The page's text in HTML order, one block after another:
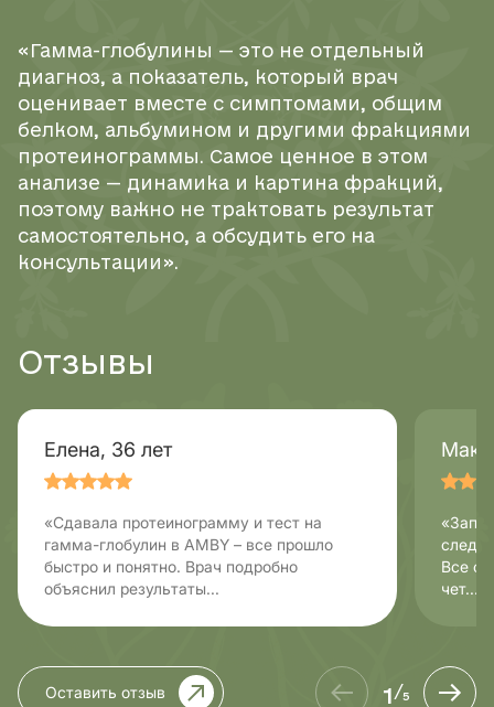
«Гамма-глобулины — это не отдельный
диагноз, а показатель, который врач
оценивает вместе с симптомами, общим
белком, альбумином и другими фракциями
протеинограммы. Самое ценное в этом
анализе — динамика и картина фракций,
поэтому важно не трактовать результат
самостоятельно, а обсудить его на
консультации».
Отзывы
Елена, 36 лет
«Сдавала протеинограмму и тест на
гамма-глобулин в AMBY – все прошло
быстро и понятно. Врач подробно
объяснил результаты...
Все
чет...
Оставить отзыв 1/5